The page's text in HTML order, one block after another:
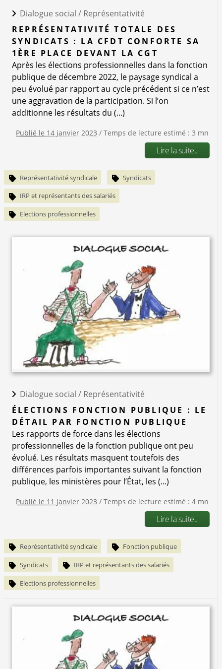
Dialogue social / Représentativité
REPRÉSENTATIVITÉ TOTALE DES
SYNDICATS : LA CFDT CONFORTE SA
1ÈRE PLACE DEVANT LA CGT
Après les élections professionnelles dans la fonction
publique de décembre 2022, le paysage syndical a
peu évolué par rapport au cycle précédent si ce n’est
une aggravation de la participation. Si l’on
additionne les résultats du (...)
Publié le 14 janvier 2023 / Temps de lecture estimé : 3 mn
Lire la suite..
Représentativité syndicale Syndicats
IRP et représentants des salariés
Elections professionnelles
Dialogue social / Représentativité
ÉLECTIONS FONCTION PUBLIQUE : LE
DÉTAIL PAR FONCTION PUBLIQUE
Les rapports de force dans les élections
professionnelles de la fonction publique ont peu
évolué. Les résultats masquent toutefois des
différences parfois importantes suivant la fonction
publique, les ministères pour l’État, les (...)
Publié le 11 janvier 2023 / Temps de lecture estimé : 4 mn
Lire la suite..
Représentativité syndicale Fonction publique
Syndicats IRP et représentants des salariés
Elections professionnelles